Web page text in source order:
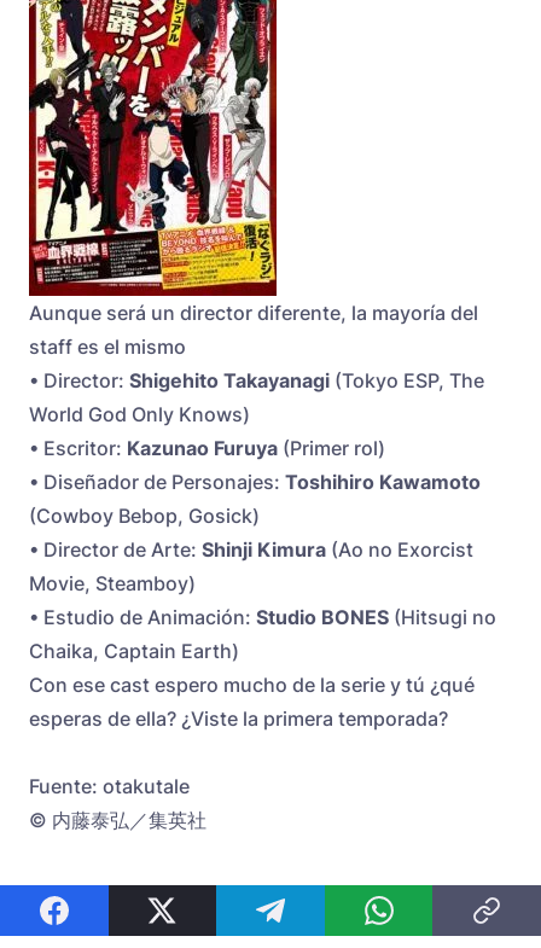
Aunque será un director diferente, la mayoría del
staff es el mismo
• Director: Shigehito Takayanagi (Tokyo ESP, The
World God Only Knows)
• Escritor: Kazunao Furuya (Primer rol)
• Diseñador de Personajes: Toshihiro Kawamoto
(Cowboy Bebop, Gosick)
• Director de Arte: Shinji Kimura (Ao no Exorcist
Movie, Steamboy)
• Estudio de Animación: Studio BONES (Hitsugi no
Chaika, Captain Earth)
Con ese cast espero mucho de la serie y tú ¿qué
esperas de ella? ¿Viste la primera temporada?
Fuente: otakutale
© 内藤泰弘／集英社